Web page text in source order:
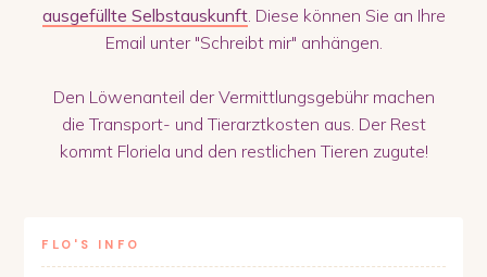
ausgefüllte Selbstauskunft. Diese können Sie an Ihre
Email unter "Schreibt mir" anhängen.
Den Löwenanteil der Vermittlungsgebühr machen
die Transport- und Tierarztkosten aus. Der Rest
kommt Floriela und den restlichen Tieren zugute!
FLO 'S INFO